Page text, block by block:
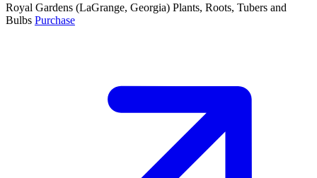
Royal Gardens (LaGrange, Georgia) Plants, Roots, Tubers and
Bulbs Purchase